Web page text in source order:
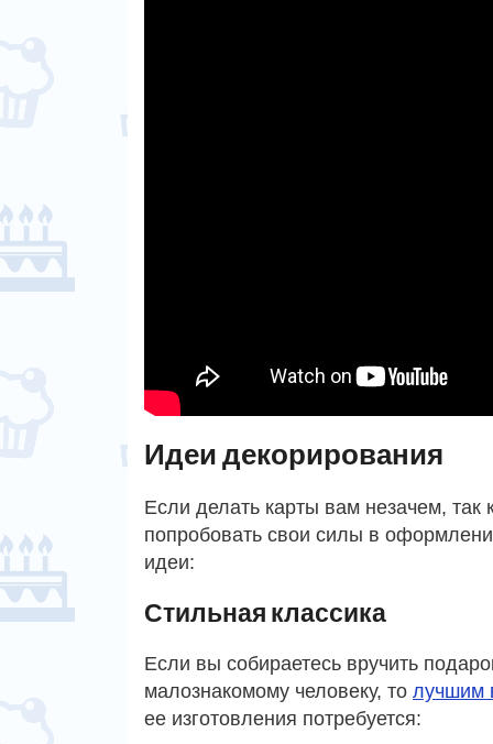
Идеи декорирования
Если делать карты вам незачем,
попробовать свои силы в
идеи:
Стильная классика
Если вы собираетесь вручить
малознакомому человеку, то лучшим
ее изготовления потребуется: